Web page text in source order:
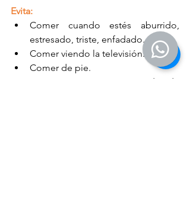
Evita:
Comer cuando estés aburrido,
estresado, triste, enfadado.
Comer viendo la televisión.
Comer de pie.
Comer mientras cocinas o das de